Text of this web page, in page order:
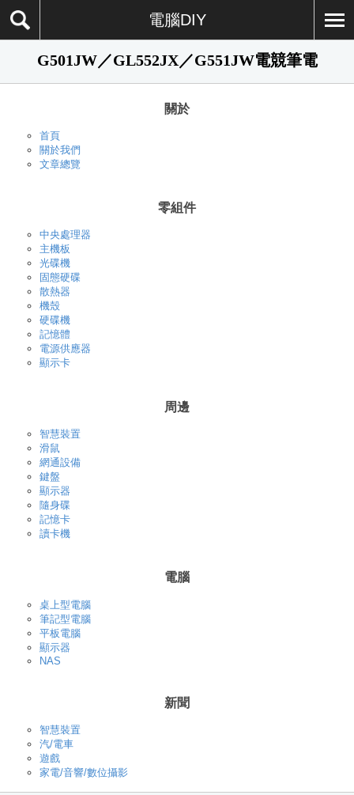
電腦DIY
G501JW／GL552JX／G551JW電競筆電
關於
首頁
關於我們
文章總覽
零組件
中央處理器
主機板
光碟機
固態硬碟
散熱器
機殼
硬碟機
記憶體
電源供應器
顯示卡
周邊
智慧裝置
滑鼠
網通設備
鍵盤
顯示器
隨身碟
記憶卡
讀卡機
電腦
桌上型電腦
筆記型電腦
平板電腦
顯示器
NAS
新聞
智慧裝置
汽/電車
遊戲
家電/音響/數位攝影